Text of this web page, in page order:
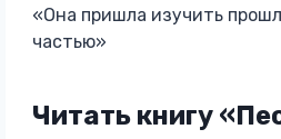
«Она пришла изучить
частью»
Читать книгу